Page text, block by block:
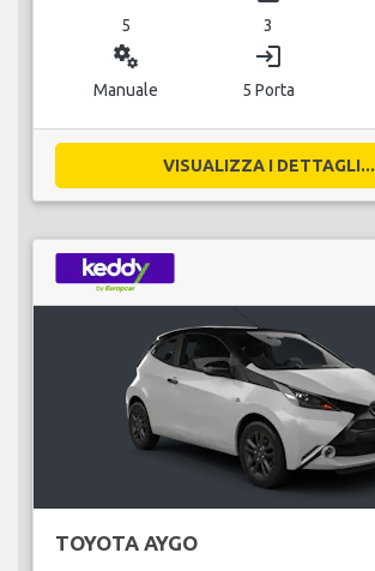
5 3
miscellaneous_services
Manuale
login
5 Porta
VISUALIZZA I DETTAGLI...
TOYOTA AYGO